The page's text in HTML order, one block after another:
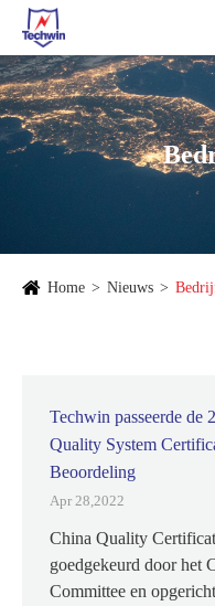
Home Nieuws
Techwin passeerde de
Quality System
Beoordeling
Apr 28,2022
China Quality
goedgekeurd door het
Committee en